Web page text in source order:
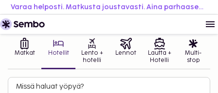
Varaa helposti. Matkusta joustavasti. Aina parhaaseen hintaan.
Matkat Hotellit
Lento +
hotelli
Lennot
Lautta +
Hotelli
Multi-
stop
Missä haluat yöpyä?